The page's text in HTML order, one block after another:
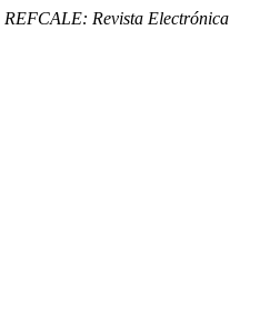
REFCALE: Revista Electrónica